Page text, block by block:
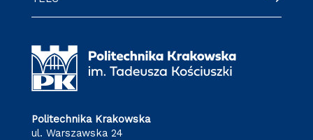
Politechnika Krakowska
ul. Warszawska 24